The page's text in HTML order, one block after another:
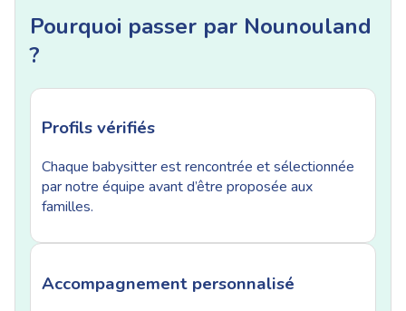
Pourquoi passer par Nounouland
?
Profils vérifiés
Chaque babysitter est rencontrée et sélectionnée
par notre équipe avant d’être proposée aux
familles.
Accompagnement personnalisé